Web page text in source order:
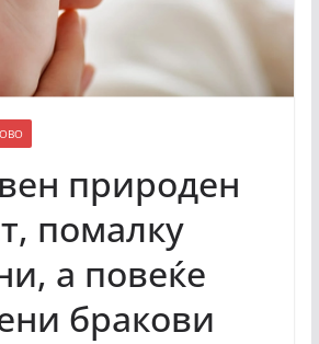
природен
помалку
а повеќе
бракови